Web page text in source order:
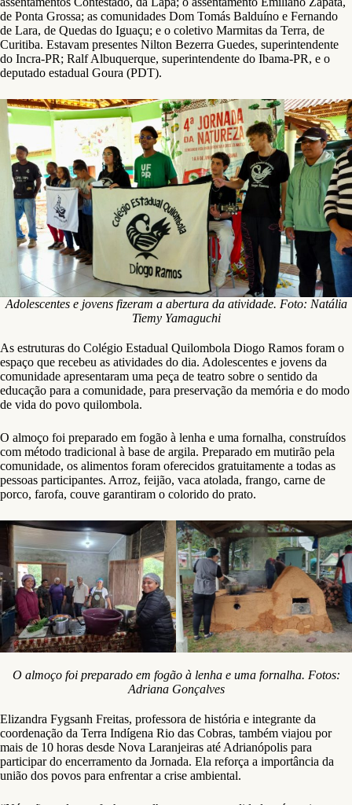
de Ponta Grossa; as comunidades Dom Tomás Balduíno e Fernando
de Lara, de Quedas do Iguaçu; e o coletivo Marmitas da Terra, de
Curitiba. Estavam presentes Nilton Bezerra Guedes, superintendente
do Incra-PR; Ralf Albuquerque, superintendente do Ibama-PR, e o
deputado estadual Goura (PDT).
Adolescentes e jovens fizeram a abertura da atividade. Foto: Natália
Tiemy Yamaguchi
As estruturas do Colégio Estadual Quilombola Diogo Ramos foram o
espaço que recebeu as atividades do dia. Adolescentes e jovens da
comunidade apresentaram uma peça de teatro sobre o sentido da
educação para a comunidade, para preservação da memória e do modo
de vida do povo quilombola.
O almoço foi preparado em fogão à lenha e uma fornalha, construídos
com método tradicional à base de argila. Preparado em mutirão pela
comunidade, os alimentos foram oferecidos gratuitamente a todas as
pessoas participantes. Arroz, feijão, vaca atolada, frango, carne de
porco, farofa, couve garantiram o colorido do prato.
O almoço foi preparado em fogão à lenha e uma fornalha. Fotos:
Adriana Gonçalves
Elizandra Fygsanh Freitas, professora de história e integrante da
coordenação da Terra Indígena Rio das Cobras, também viajou por
mais de 10 horas desde Nova Laranjeiras até Adrianópolis para
participar do encerramento da Jornada. Ela reforça a importância da
união dos povos para enfrentar a crise ambiental.